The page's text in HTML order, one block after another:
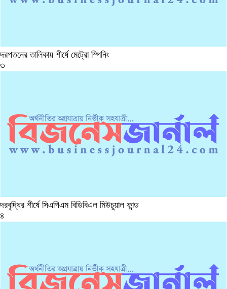
দরপতনের তালিকায় শীর্ষে মেট্রো স্পিনিং
৩
দরবৃদ্ধির শীর্ষে সিএপিএম বিডিবিএল মিউচুয়াল ফান্ড
৪